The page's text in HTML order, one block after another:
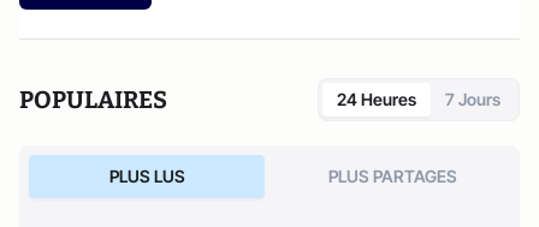
POPULAIRES 24 Heures 7 Jours
PLUS LUS PLUS PARTAGES